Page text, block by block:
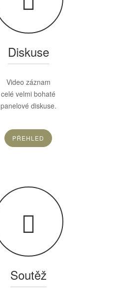
Diskuse
Video záznam
celé velmi bohaté
panelové diskuse.
PŘEHLED
Soutěž